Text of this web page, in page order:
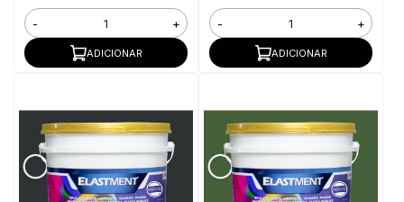
- +
ADICIONAR
- +
ADICIONAR